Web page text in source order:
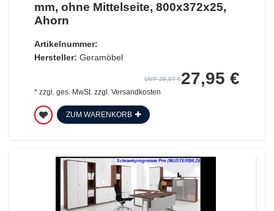
mm, ohne Mittelseite, 800x372x25,
Ahorn
Artikelnummer:
Hersteller: Geramöbel
UVP 29,07 €27,95 €
* zzgl. ges. MwSt.zzgl. Versandkosten
ZUM WARENKORB